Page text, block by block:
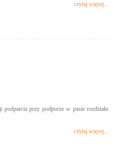
czytaj więcej...
przy podporze w pasie rozdziału
czytaj więcej...